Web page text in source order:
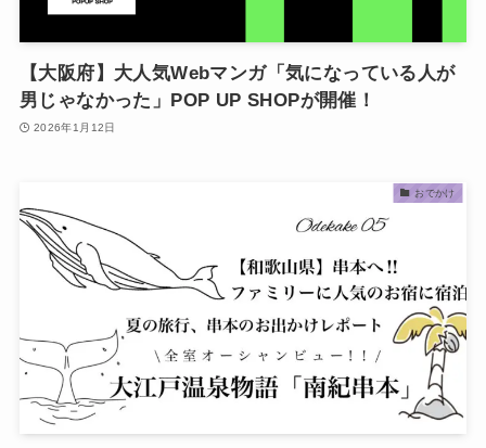
【大阪府】大人気Webマンガ「気になっている人が
男じゃなかった」POP UP SHOPが開催！
2026年1月12日
おでかけ